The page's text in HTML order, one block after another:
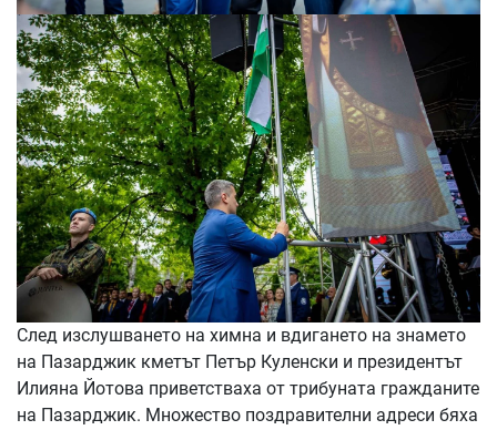
След изслушването на химна и вдигането на знамето
на Пазарджик кметът Петър Куленски и президентът
Илияна Йотова приветстваха от трибуната гражданите
на Пазарджик. Множество поздравителни адреси бяха